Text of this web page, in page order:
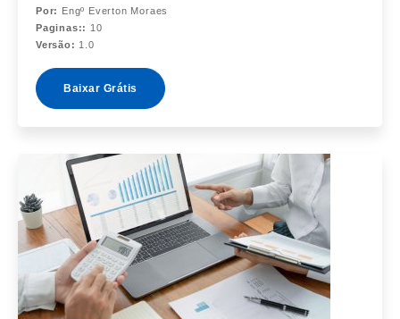
Por: Engº Everton Moraes
Paginas:: 10
Versão: 1.0
Baixar Grátis